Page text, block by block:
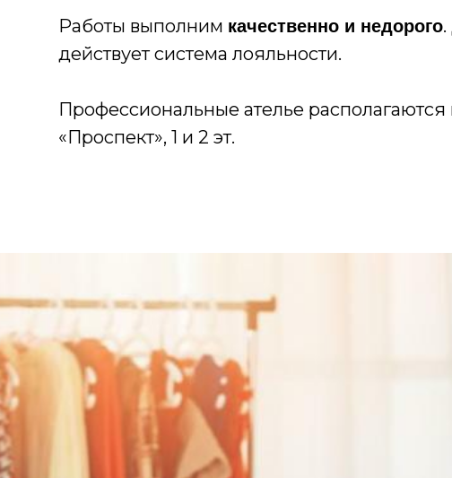
Работы выполним качественно и недорого
действует система лояльности.
Профессиональные ателье
«Проспект», 1 и 2 эт.